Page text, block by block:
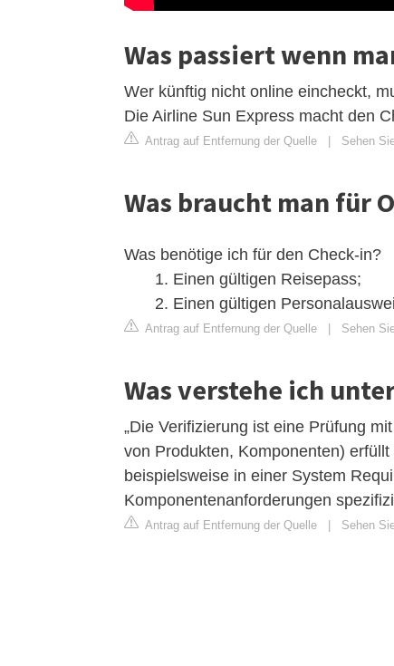
Was passiert wenn
Wer künftig nicht online eincheckt,
Die Airline Sun Express macht den
Antrag auf Entfernung der Quelle | Sehen
Was braucht man für
Was benötige ich für den Check-in?
Einen gültigen Reisepass;
Einen gültigen
Antrag auf Entfernung der Quelle | Sehen
Was verstehe ich
„Die Verifizierung ist eine Prüfung
von Produkten, Komponenten)
beispielsweise in einer System
Komponentenanforderungen
Antrag auf Entfernung der Quelle | Sehen